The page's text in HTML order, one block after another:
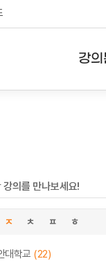
강
강의를 만나보세요!
ㅈ ㅊ ㅍ ㅎ
대학교 (22)